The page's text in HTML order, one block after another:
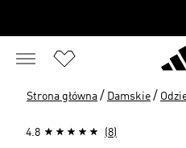
Strona główna / Damskie /
4.8 (8)